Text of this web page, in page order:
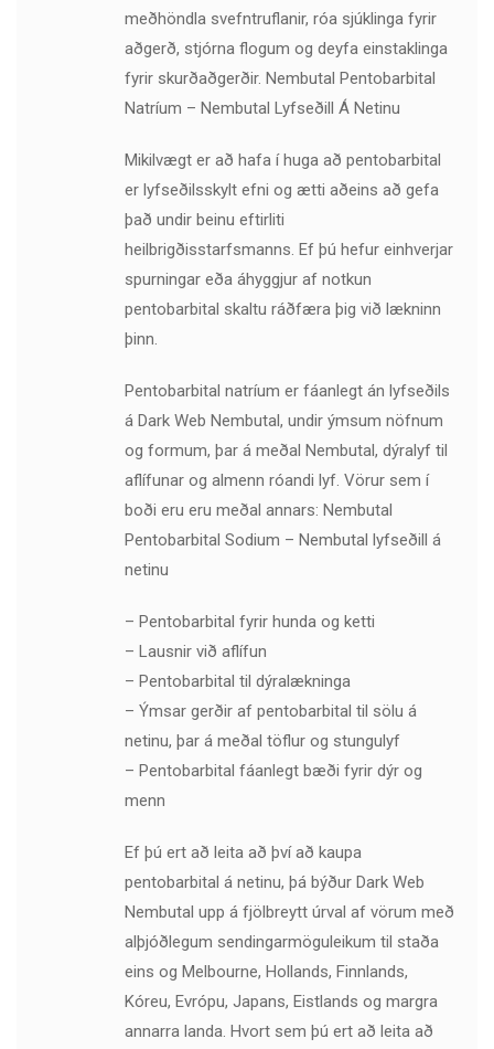
meðhöndla svefntruflanir, róa sjúklinga fyrir
aðgerð, stjórna flogum og deyfa einstaklinga
fyrir skurðaðgerðir. Nembutal Pentobarbital
Natríum – Nembutal Lyfseðill Á Netinu
Mikilvægt er að hafa í huga að pentobarbital
er lyfseðilsskylt efni og ætti aðeins að gefa
það undir beinu eftirliti
heilbrigðisstarfsmanns. Ef þú hefur einhverjar
spurningar eða áhyggjur af notkun
pentobarbital skaltu ráðfæra þig við lækninn
þinn.
Pentobarbital natríum er fáanlegt án lyfseðils
á Dark Web Nembutal, undir ýmsum nöfnum
og formum, þar á meðal Nembutal, dýralyf til
aflífunar og almenn róandi lyf. Vörur sem í
boði eru eru meðal annars: Nembutal
Pentobarbital Sodium – Nembutal lyfseðill á
netinu
– Pentobarbital fyrir hunda og ketti
– Lausnir við aflífun
– Pentobarbital til dýralækninga
– Ýmsar gerðir af pentobarbital til sölu á
netinu, þar á meðal töflur og stungulyf
– Pentobarbital fáanlegt bæði fyrir dýr og
menn
Ef þú ert að leita að því að kaupa
pentobarbital á netinu, þá býður Dark Web
Nembutal upp á fjölbreytt úrval af vörum með
alþjóðlegum sendingarmöguleikum til staða
eins og Melbourne, Hollands, Finnlands,
Kóreu, Evrópu, Japans, Eistlands og margra
annarra landa. Hvort sem þú ert að leita að